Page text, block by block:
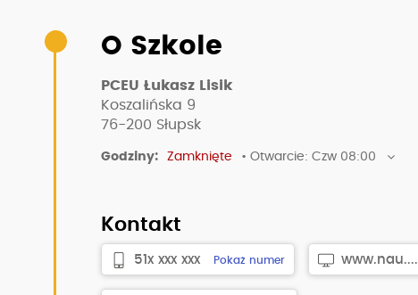
O Szkole
PCEU Łukasz Lisik
Koszalińska 9
76-200 Słupsk
Godziny: Zamknięte • Otwarcie: Czw 08:00
Kontakt
51x xxx xxx Pokaż numer www.nau....